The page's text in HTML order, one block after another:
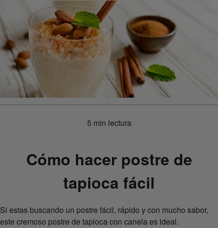
5 min lectura
Cómo hacer postre de
tapioca fácil
Si estas buscando un postre fácil, rápido y con mucho sabor,
este cremoso postre de tapioca con canela es ideal.